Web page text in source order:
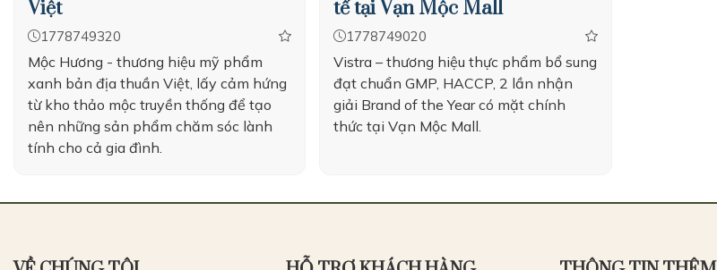
Việt
1778749320
Mộc Hương - thương hiệu mỹ phẩm
xanh bản địa thuần Việt, lấy cảm hứng
từ kho thảo mộc truyền thống để tạo
nên những sản phẩm chăm sóc lành
tính cho cả gia đình.
tế tại Vạn Mộc Mall
1778749020
Vistra – thương hiệu thực phẩm bổ sung
đạt chuẩn GMP, HACCP, 2 lần nhận
giải Brand of the Year có mặt chính
thức tại Vạn Mộc Mall.